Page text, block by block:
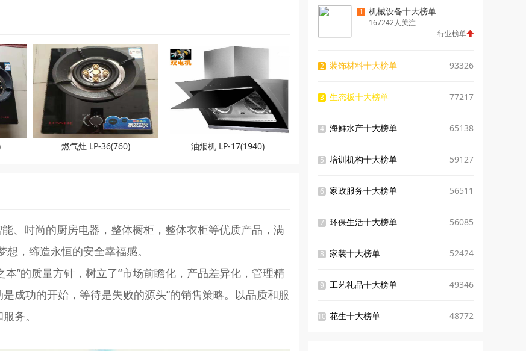
燃气灶 LP-36(760) 油烟机 LP-17(1940)
、时尚的厨房电器，整体橱柜，整体衣柜等优质产品，满
，缔造永恒的安全幸福感。
”的质量方针，树立了“市场前瞻化，产品差异化，管理精
成功的开始，等待是失败的源头”的销售策略。以品质和服
务。
1 机械设备十大榜单
167242人关注
行业榜单
2 装饰材料十大榜单 93326
3 生态板十大榜单 77217
4 海鲜水产十大榜单 65138
5 培训机构十大榜单 59127
6 家政服务十大榜单 56511
7 环保生活十大榜单 56085
8 家装十大榜单 52424
9 工艺礼品十大榜单 49346
10 花生十大榜单 48772